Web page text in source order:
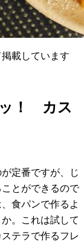
載しています
ッ！ カス
定番ですが、じ
とができるので
食パンで作るよ
。これは試して
テラで作るフレ